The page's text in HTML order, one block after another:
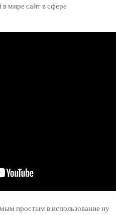
мире сайт в сфере
простым в использование ну